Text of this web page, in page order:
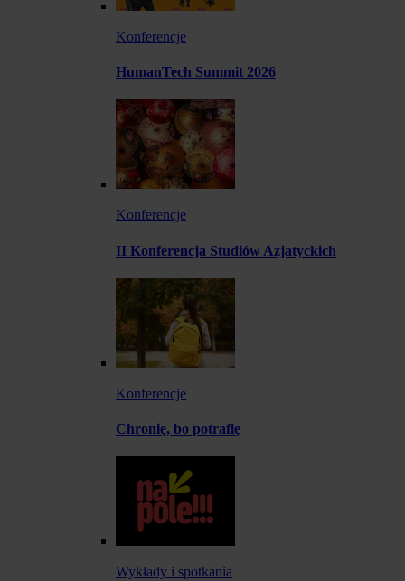
Konferencje
HumanTech Summit 2026
Konferencje
II Konferencja Studiów Azjatyckich
Konferencje
Chronię, bo potrafię
Wykłady i spotkania